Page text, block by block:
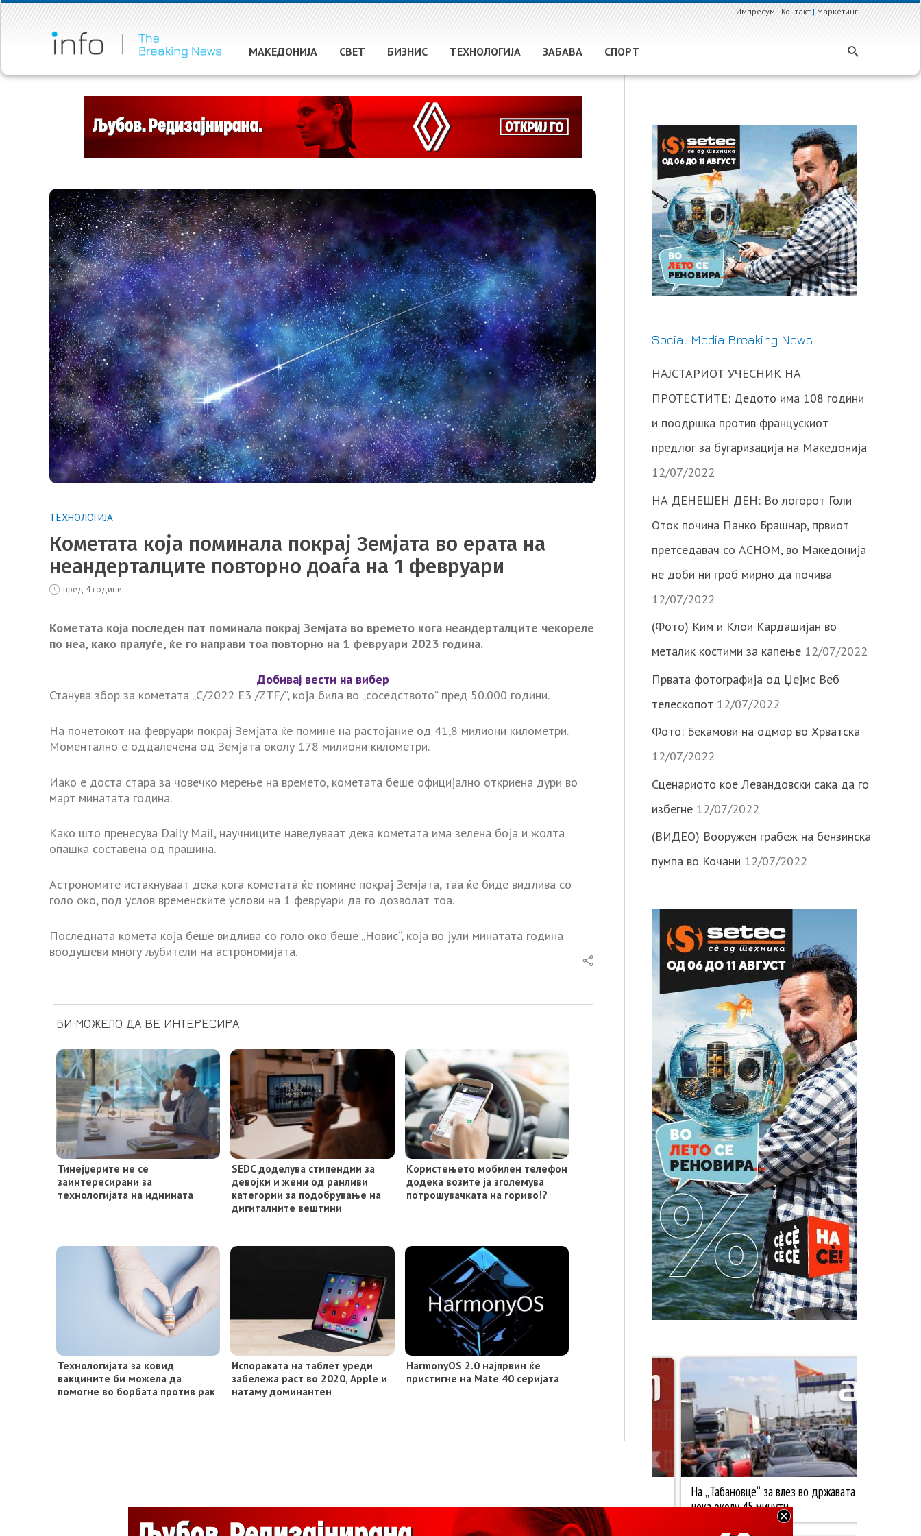
Импресум|Контакт|Маркетинг
МАКЕДОНИЈА СВЕТ БИЗНИС ТЕХНОЛОГИЈА ЗАБАВА СПОРТ
ТЕХНОЛОГИЈА
Кометата која поминала покрај Земјата во ерата на
неандерталците повторно доаѓа на 1 февруари
пред 4 години
Кометата која последен пат поминала покрај Земјата во времето кога неандерталците чекореле
по неа, како пралуѓе, ќе го направи тоа повторно на 1 февруари 2023 година.
Добивај вести на вибер
Станува збор за кометата „C/2022 E3 /ZTF/“, која била во „соседството“ пред 50.000 години.
На почетокот на февруари покрај Земјата ќе помине на растојание од 41,8 милиони километри.
Моментално е оддалечена од Земјата околу 178 милиони километри.
Иако е доста стара за човечко мерење на времето, кометата беше официјално откриена дури во
март минатата година.
Како што пренесува Daily Mail, научниците наведуваат дека кометата има зелена боја и жолта
опашка составена од прашина.
Астрономите истакнуваат дека кога кометата ќе помине покрај Земјата, таа ќе биде видлива со
голо око, под услов временските услови на 1 февруари да го дозволат тоа.
Последната комета која беше видлива со голо око беше „Новис“, која во јули минатата година
воодушеви многу љубители на астрономијата.
БИ МОЖЕЛО ДА ВЕ ИНТЕРЕСИРА
Тинејџерите не се
заинтересирани за
технологијата на иднината
SEDC доделува стипендии за
девојки и жени од ранливи
категории за подобрување на
дигиталните вештини
Kористењето мобилен телефон
додека возите ја зголемува
потрошувачката на гориво!?
Технологијата за ковид
вакцините би можела да
помогне во борбата против рак
Испораката на таблет уреди
забележа раст во 2020, Apple и
натаму доминантен
HarmonyOS 2.0 најпрвин ќе
пристигне на Mate 40 серијата
Social Media Breaking News
НАЈСТАРИОТ УЧЕСНИК НА
ПРОТЕСТИТЕ: Дедото има 108 години
и поодршка против францускиот
предлог за бугаризација на Македонија
12/07/2022
НА ДЕНЕШЕН ДЕН: Во логорот Голи
Оток почина Панко Брашнар, првиот
претседавач со АСНОМ, во Македонија
не доби ни гроб мирно да почива
12/07/2022
(Фото) Ким и Клои Кардашијан во
металик костими за капење 12/07/2022
Првата фотографија од Џејмс Веб
телескопот 12/07/2022
Фото: Бекамови на одмор во Хрватска
12/07/2022
Сценариото кое Левандовски сака да го
избегне 12/07/2022
(ВИДЕО) Вооружен грабеж на бензинска
пумпа во Кочани 12/07/2022